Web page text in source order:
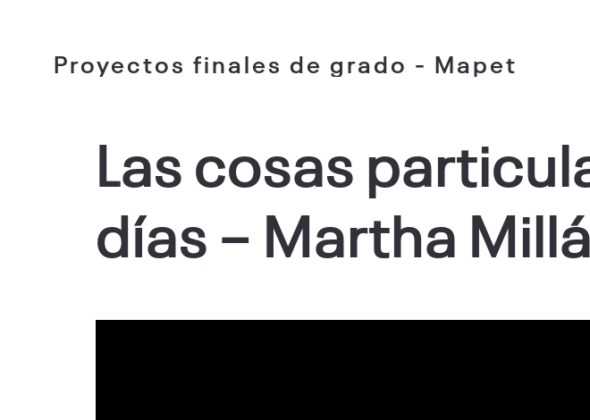
Proyectos finales de grado - Mapet
Las cosas
días – Martha